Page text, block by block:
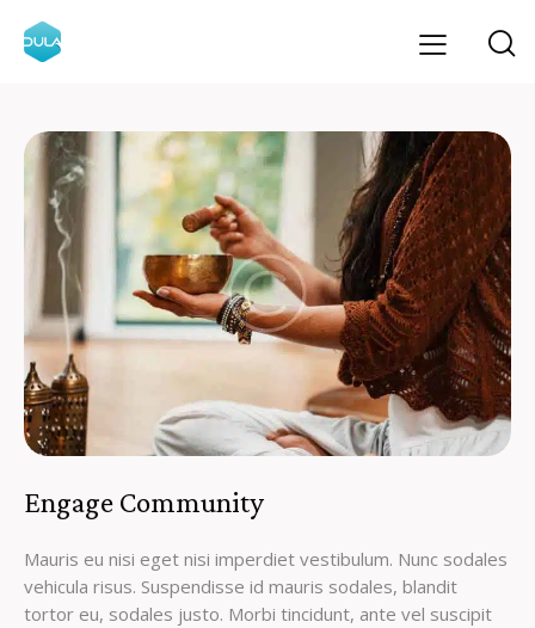
Engage Community
Mauris eu nisi eget nisi imperdiet vestibulum. Nunc sodales
vehicula risus. Suspendisse id mauris sodales, blandit
tortor eu, sodales justo. Morbi tincidunt, ante vel suscipit